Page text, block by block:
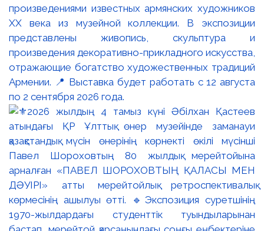
произведениями известных армянских художников
XX века из музейной коллекции. В экспозиции
представлены живопись, скульптура и
произведения декоративно-прикладного искусства,
отражающие богатство художественных традиций
Армении. 📍 Выставка будет работать с 12 августа
по 2 сентября 2026 года.